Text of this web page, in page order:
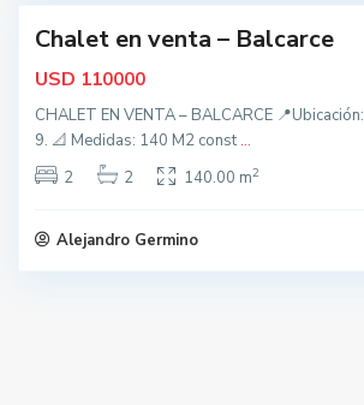
Chalet en venta – Balcarce
USD 110000
CHALET EN VENTA – BALCARCE
9. 📐 Medidas: 140 M2 const ...
2
2 140.00 m2
Alejandro Germino